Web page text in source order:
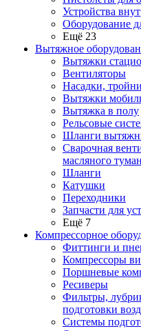
Устройства
Оборудование
Ещё 23
Вытяжное
Вытяжки
Вентиляторы
Насадки,
Вытяжки
Вытяжка в полу
Рельсовые
Шланги
Сварочная
масляного
Шланги
Катушки
Переходники
Запчасти для
Ещё 7
Компрессорное
Фиттинги и
Компрессоры
Поршневые
Ресиверы
Фильтры,
подготовки
Системы